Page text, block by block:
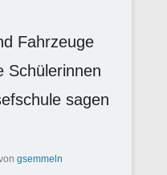
Fahrzeuge
Schülerinnen
sagen
gsemmeln